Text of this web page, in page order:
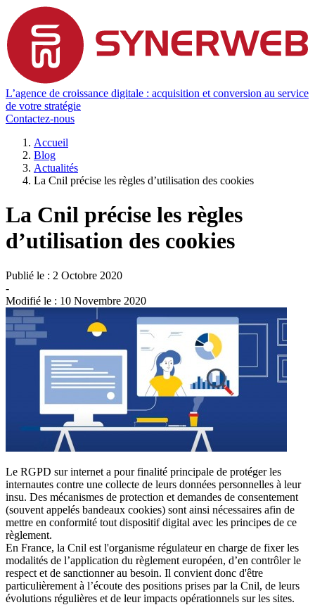
L’agence de croissance digitale : acquisition et conversion au service
de votre stratégie
Contactez-nous
Accueil
Blog
Actualités
La Cnil précise les règles d’utilisation des cookies
La Cnil précise les règles
d’utilisation des cookies
Publié le : 2 Octobre 2020
-
Modifié le : 10 Novembre 2020
Le RGPD sur internet a pour finalité principale de protéger les
internautes contre une collecte de leurs données personnelles à leur
insu. Des mécanismes de protection et demandes de consentement
(souvent appelés bandeaux cookies) sont ainsi nécessaires afin de
mettre en conformité tout dispositif digital avec les principes de ce
règlement.
En France, la Cnil est l'organisme régulateur en charge de fixer les
modalités de l’application du règlement européen, d’en contrôler le
respect et de sanctionner au besoin. Il convient donc d'être
particulièrement à l’écoute des positions prises par la Cnil, de leurs
évolutions régulières et de leur impacts opérationnels sur les sites.